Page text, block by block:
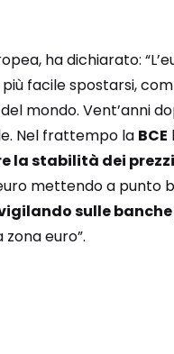
ha dichiarato:
facile spostarsi,
mondo. Vent’anni
Nel frattempo la BCE
la stabilità dei prezzi
mettendo a punto
sulle
euro”.